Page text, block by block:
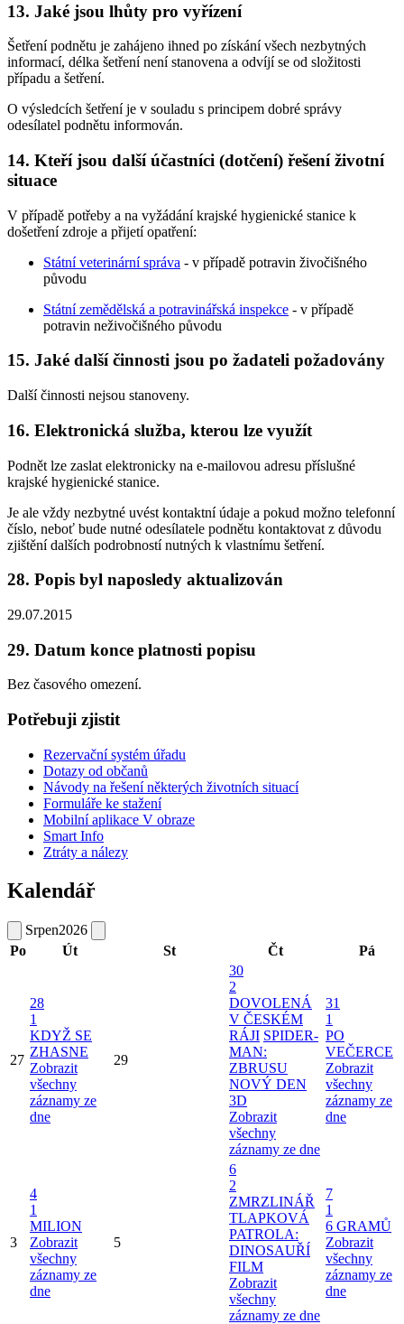
13. Jaké jsou lhůty pro vyřízení
Šetření podnětu je zahájeno ihned po získání všech nezbytných
informací, délka šetření není stanovena a odvíjí se od složitosti
případu a šetření.
O výsledcích šetření je v souladu s principem dobré správy
odesílatel podnětu informován.
14. Kteří jsou další účastníci (dotčení) řešení životní
situace
V případě potřeby a na vyžádání krajské hygienické stanice k
došetření zdroje a přijetí opatření:
Státní veterinární správa - v případě potravin živočišného
původu
Státní zemědělská a potravinářská inspekce - v případě
potravin neživočišného původu
15. Jaké další činnosti jsou po žadateli požadovány
Další činnosti nejsou stanoveny.
16. Elektronická služba, kterou lze využít
Podnět lze zaslat elektronicky na e-mailovou adresu příslušné
krajské hygienické stanice.
Je ale vždy nezbytné uvést kontaktní údaje a pokud možno telefonní
číslo, neboť bude nutné odesílatele podnětu kontaktovat z důvodu
zjištění dalších podrobností nutných k vlastnímu šetření.
28. Popis byl naposledy aktualizován
29.07.2015
29. Datum konce platnosti popisu
Bez časového omezení.
Potřebuji zjistit
Rezervační systém úřadu
Dotazy od občanů
Návody na řešení některých životních situací
Formuláře ke stažení
Mobilní aplikace V obraze
Smart Info
Ztráty a nálezy
Kalendář
Srpen2026
Po
Út St Čt Pá
27
28
1
KDYŽ SE
ZHASNE
Zobrazit
všechny
záznamy ze
dne
29
30
2
DOVOLENÁ
V ČESKÉM
RÁJI SPIDER-
MAN:
ZBRUSU
NOVÝ DEN
3D
Zobrazit
všechny
záznamy ze dne
31
1
PO
VEČERCE
Zobrazit
všechny
záznamy ze
dne
3
4
1
MILION
Zobrazit
všechny
záznamy ze
dne
5
6
2
ZMRZLINÁŘ
TLAPKOVÁ
PATROLA:
DINOSAUŘÍ
FILM
Zobrazit
všechny
záznamy ze dne
7
1
6 GRAMŮ
Zobrazit
všechny
záznamy ze
dne